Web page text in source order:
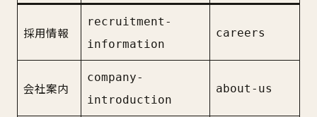
採用情報
recruitment-
information
careers
会社案内
company-
introduction
about-us